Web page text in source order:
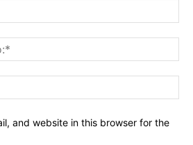
and website in this browser for the